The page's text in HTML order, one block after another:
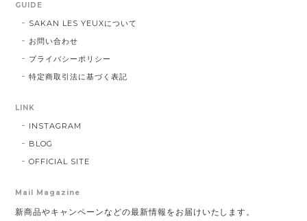
GUIDE
SAKAN LES YEUXについて
お問い合わせ
プライバシーポリシー
特定商取引法に基づく表記
LINK
INSTAGRAM
BLOG
OFFICIAL SITE
Mail Magazine
新商品やキャンペーンなどの最新情報をお届けいたします。